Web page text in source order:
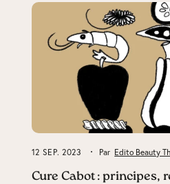
12 SEP. 2023 Par Edito Beauty
Cure Cabot : principes,